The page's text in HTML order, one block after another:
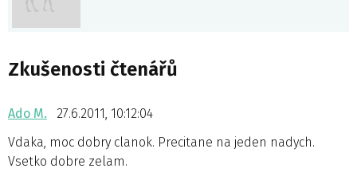
Zkušenosti čtenářů
Ado M.
27.6.2011, 10:12:04
Vdaka, moc dobry clanok. Precitane na jeden nadych.
Vsetko dobre zelam.